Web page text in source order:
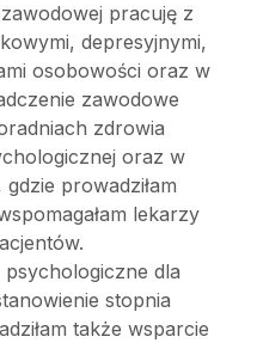
pracuję z
depresyjnymi,
osobowości oraz w
zawodowe
zdrowia
oraz w
prowadziłam
lekarzy
psychologiczne dla
stopnia
także wsparcie